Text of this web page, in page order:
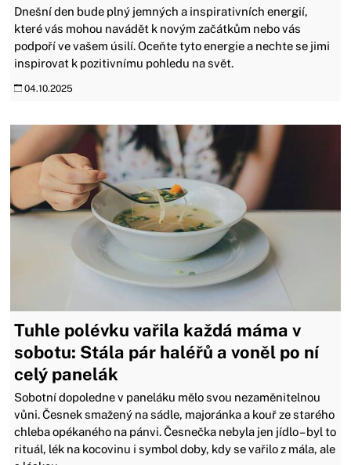
Dnešní den bude plný jemných a inspirativních energií,
které vás mohou navádět k novým začátkům nebo vás
podpoří ve vašem úsilí. Oceňte tyto energie a nechte se jimi
inspirovat k pozitivnímu pohledu na svět.
04.10.2025
Tuhle polévku vařila každá máma v
sobotu: Stála pár haléřů a voněl po ní
celý panelák
Sobotní dopoledne v paneláku mělo svou nezaměnitelnou
vůni. Česnek smažený na sádle, majoránka a kouř ze starého
chleba opékaného na pánvi. Česnečka nebyla jen jídlo – byl to
rituál, lék na kocovinu i symbol doby, kdy se vařilo z mála, ale